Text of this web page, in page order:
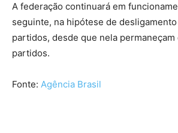
A federação continuará em
seguinte, na hipótese de
partidos, desde que nela permaneçam
partidos.
Fonte: Agência Brasil